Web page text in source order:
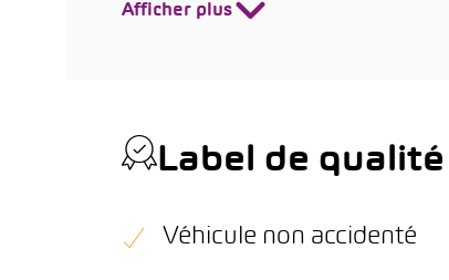
Afficher plus
Label de qualité
Véhicule non accidenté